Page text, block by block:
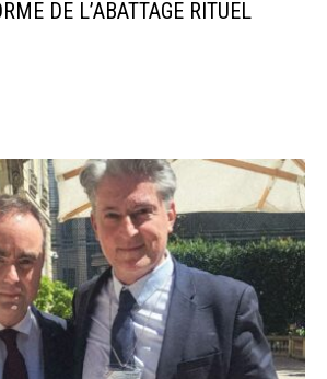
DE L’ABATTAGE RITUEL